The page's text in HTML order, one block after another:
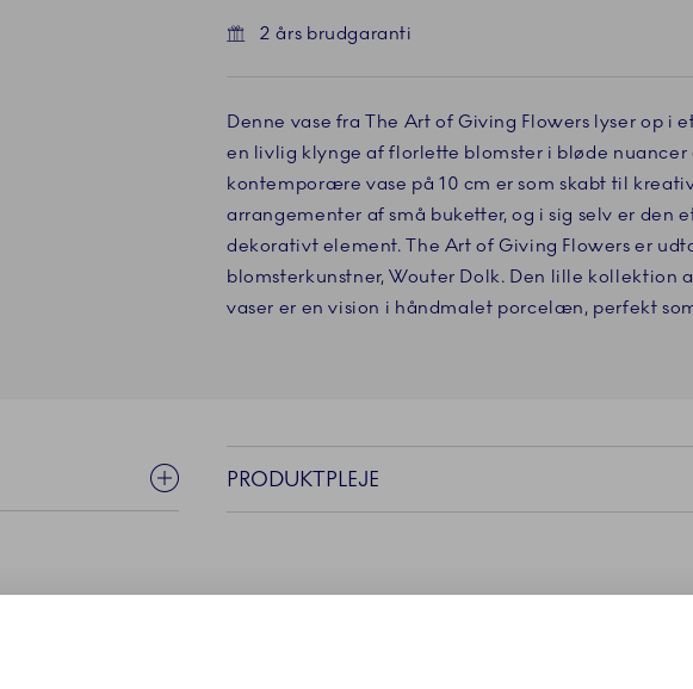
2 års brudgaranti
Denne vase fra The Art of Giving Flowers lyser op i
en livlig klynge af florlette blomster i bløde nuancer
kontemporære vase på 10 cm er som skabt til
arrangementer af små buketter, og i sig selv er den
dekorativt element. The Art of Giving Flowers er
blomsterkunstner, Wouter Dolk. Den lille kollektion
vaser er en vision i håndmalet porcelæn, perfekt
PRODUKTPLEJE